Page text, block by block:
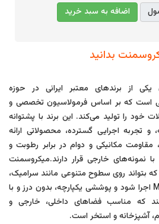
اضافه به سبد خرید
بدانید
از برندهای معتبر ایرانی در حوزه
است که بر اساس فرمولاسیون تخصصی و
خود را تولید می‌کند. این برند با پشتوانه
تجربه اجرایی گسترده، محصولاتی ارائه
مکانیکی و دوام در برابر رطوبت و
خارجی قرار دارند.میکروسمنت
بتواند روی سطوح متنوعی مانند سرامیک،
سنگ، سیمان، فلز و حتی MDF اجرا شود و پوششی یکپارچه، بدون درز و با
که مناسب فضاهای داخلی، خارجی و
آشپزخانه و استخر است.